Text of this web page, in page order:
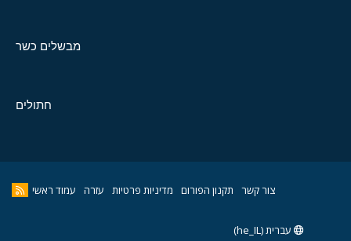
מבשלים כשר
חתולים
צור קשר תקנון הפורום מדיניות פרטיות עזרה עמוד ראשי
עברית (he_IL)